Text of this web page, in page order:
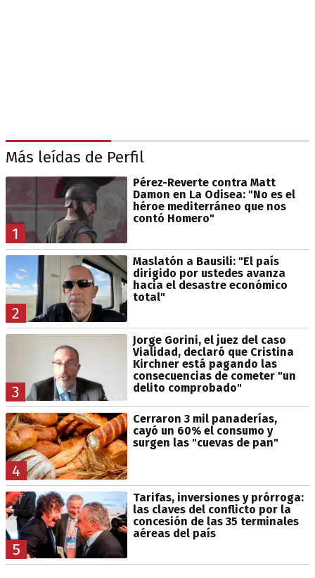
Más leídas de Perfil
1
Pérez-Reverte contra Matt
Damon en La Odisea: "No es el
héroe mediterráneo que nos
contó Homero"
2
Maslatón a Bausili: "El país
dirigido por ustedes avanza
hacia el desastre económico
total"
3
Jorge Gorini, el juez del caso
Vialidad, declaró que Cristina
Kirchner está pagando las
consecuencias de cometer "un
delito comprobado"
4
Cerraron 3 mil panaderías,
cayó un 60% el consumo y
surgen las "cuevas de pan"
5
Tarifas, inversiones y prórroga:
las claves del conflicto por la
concesión de las 35 terminales
aéreas del país